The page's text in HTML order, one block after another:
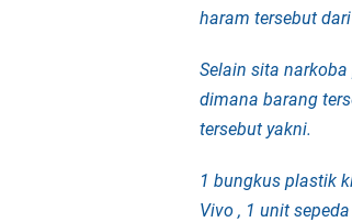
haram tersebut
Selain sita
dimana barang
tersebut yakni.
1 bungkus plastik
Vivo , 1 unit